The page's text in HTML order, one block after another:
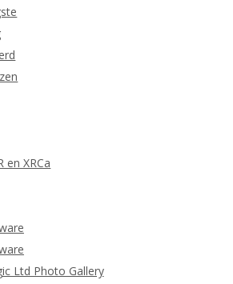
en XRCa
Ltd Photo Gallery